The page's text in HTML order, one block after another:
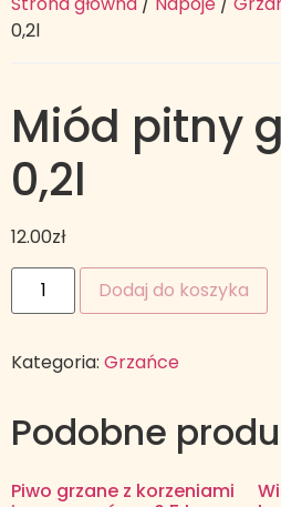
0,2l
Miód pitny
0,2l
12.00zł
Dodaj do koszyka
Kategoria: Grzańce
Podobne
Piwo grzane z korzeniami